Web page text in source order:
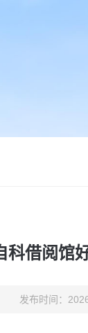
科借阅馆
发布时间：